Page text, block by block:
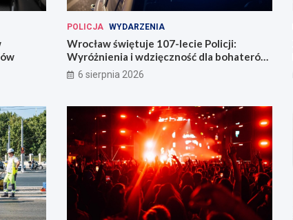
POLICJA WYDARZENIA
Wrocław świętuje 107-lecie Policji:
Wyróżnienia i wdzięczność dla bohaterów
codzienności
6 sierpnia 2026